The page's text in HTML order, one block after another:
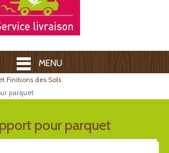
MENU
Finitions des Sols
parquet
pour parquet